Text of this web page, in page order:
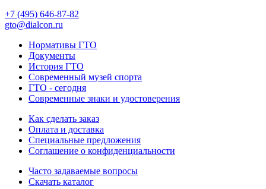
+7 (495) 646-87-82
gto@dialcon.ru
Нормативы ГТО
Документы
История ГТО
Современный музей спорта
ГТО - сегодня
Современные знаки и удостоверения
Как сделать заказ
Оплата и доставка
Специальные предложения
Соглашение о конфиденциальности
Часто задаваемые вопросы
Скачать каталог